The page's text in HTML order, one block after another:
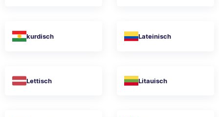
kurdisch Lateinisch
Lettisch Litauisch